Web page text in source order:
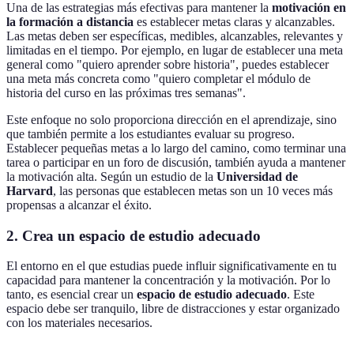
Una de las estrategias más efectivas para mantener la motivación en
la formación a distancia es establecer metas claras y alcanzables.
Las metas deben ser específicas, medibles, alcanzables, relevantes y
limitadas en el tiempo. Por ejemplo, en lugar de establecer una meta
general como "quiero aprender sobre historia", puedes establecer
una meta más concreta como "quiero completar el módulo de
historia del curso en las próximas tres semanas".
Este enfoque no solo proporciona dirección en el aprendizaje, sino
que también permite a los estudiantes evaluar su progreso.
Establecer pequeñas metas a lo largo del camino, como terminar una
tarea o participar en un foro de discusión, también ayuda a mantener
la motivación alta. Según un estudio de la Universidad de
Harvard, las personas que establecen metas son un 10 veces más
propensas a alcanzar el éxito.
2. Crea un espacio de estudio adecuado
El entorno en el que estudias puede influir significativamente en tu
capacidad para mantener la concentración y la motivación. Por lo
tanto, es esencial crear un espacio de estudio adecuado. Este
espacio debe ser tranquilo, libre de distracciones y estar organizado
con los materiales necesarios.